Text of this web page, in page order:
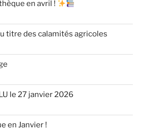
en avril !
titre des calamités agricoles
le 27 janvier 2026
en Janvier !